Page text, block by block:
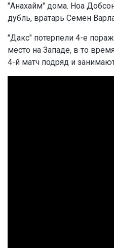
"Анахайм" дома. Ноа
дубль, вратарь Семен
"Дакс" потерпели 4-е
место на Западе, в то
4-й матч подряд и